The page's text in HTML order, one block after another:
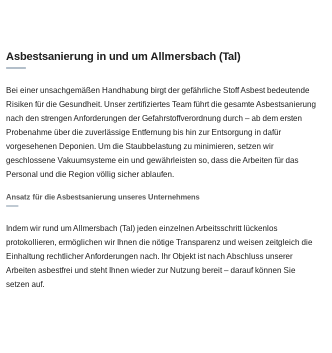
Asbestsanierung in und um Allmersbach (Tal)
Bei einer unsachgemäßen Handhabung birgt der gefährliche Stoff Asbest bedeutende
Risiken für die Gesundheit. Unser zertifiziertes Team führt die gesamte Asbestsanierung
nach den strengen Anforderungen der Gefahrstoffverordnung durch – ab dem ersten
Probenahme über die zuverlässige Entfernung bis hin zur Entsorgung in dafür
vorgesehenen Deponien. Um die Staubbelastung zu minimieren, setzen wir
geschlossene Vakuumsysteme ein und gewährleisten so, dass die Arbeiten für das
Personal und die Region völlig sicher ablaufen.
Ansatz für die Asbestsanierung unseres Unternehmens
Indem wir rund um Allmersbach (Tal) jeden einzelnen Arbeitsschritt lückenlos
protokollieren, ermöglichen wir Ihnen die nötige Transparenz und weisen zeitgleich die
Einhaltung rechtlicher Anforderungen nach. Ihr Objekt ist nach Abschluss unserer
Arbeiten asbestfrei und steht Ihnen wieder zur Nutzung bereit – darauf können Sie
setzen auf.